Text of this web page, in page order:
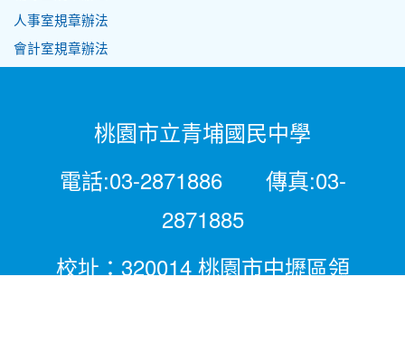
人事室規章辦法
會計室規章辦法
桃園市立青埔國民中學
電話:03-2871886 傳真:03-
2871885
校址：320014 桃園市中壢區領